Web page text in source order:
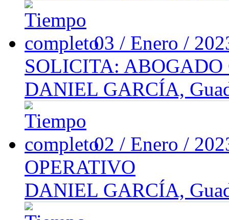
03 / Enero /
SOLICITA: ABOGADO
DANIEL GARCÍA,
02 / Enero /
OPERATIVO
DANIEL GARCÍA,